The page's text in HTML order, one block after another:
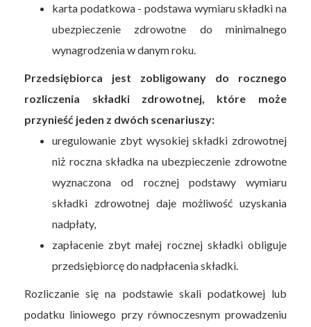
karta podatkowa - podstawa wymiaru składki na
ubezpieczenie zdrowotne do minimalnego
wynagrodzenia w danym roku.
Przedsiębiorca jest zobligowany do rocznego
rozliczenia składki zdrowotnej, które może
przynieść jeden z dwóch scenariuszy:
uregulowanie zbyt wysokiej składki zdrowotnej
niż roczna składka na ubezpieczenie zdrowotne
wyznaczona od rocznej podstawy wymiaru
składki zdrowotnej daje możliwość uzyskania
nadpłaty,
zapłacenie zbyt małej rocznej składki obliguje
przedsiębiorcę do nadpłacenia składki.
Rozliczanie się na podstawie skali podatkowej lub
podatku liniowego przy równoczesnym prowadzeniu